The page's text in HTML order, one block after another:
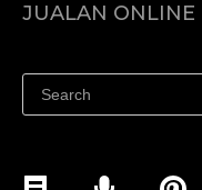
Pusat Bantuan
JUALAN ONLINE
Jualan di Facebook